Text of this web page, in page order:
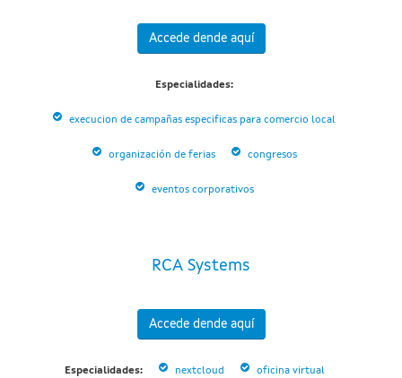
Accede dende aquí
Especialidades:
execucion de campañas especificas para comercio local
organización de ferias congresos
eventos corporativos
RCA Systems
Accede dende aquí
Especialidades: nextcloud oficina virtual